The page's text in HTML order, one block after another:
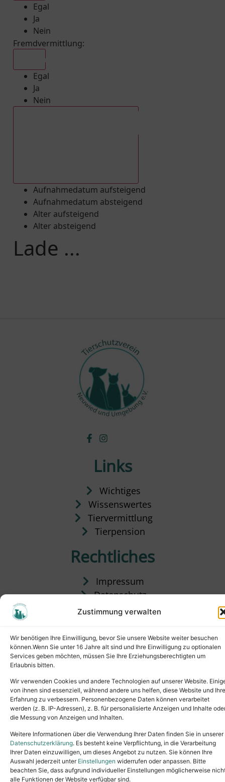
Zustimmung verwalten
Wir benötigen Ihre Einwilligung, bevor Sie unsere Website weiter besuchen
können.Wenn Sie unter 16 Jahre alt sind und Ihre Einwilligung zu optionalen
Services geben möchten, müssen Sie Ihre Erziehungsberechtigten um
Erlaubnis bitten.
Wir verwenden Cookies und andere Technologien auf unserer Website.
von ihnen sind essenziell, während andere uns helfen, diese Website und Ihre
Erfahrung zu verbessern. Personenbezogene Daten können verarbeitet
werden (z. B. IP-Adressen), z. B. für personalisierte Anzeigen und Inhalte
die Messung von Anzeigen und Inhalten.
Weitere Informationen über die Verwendung Ihrer Daten finden Sie in unserer
Datenschutzerklärung. Es besteht keine Verpflichtung, in die Verarbeitung
Ihrer Daten einzuwilligen, um dieses Angebot zu nutzen. Sie können Ihre
Auswahl jederzeit unter Einstellungen widerrufen oder anpassen. Bitte
beachten Sie, dass aufgrund individueller Einstellungen möglicherweise
alle Funktionen der Website verfügbar sind.
Egal
Ja
Nein
Fremdvermittlung:
Egal
Ja
Nein
Aufnahmedatum aufsteigend
Aufnahmedatum absteigend
Alter aufsteigend
Alter absteigend
Lade ...
Links
Wichtiges
Wissenswertes
Tiervermittlung
Tierpension
Rechtliches
Impressum
Datenschutz
Satzung
Copyright © 2024. All rights reserved.
Tel.: (02631) 55356buero@tierheim-neuwied.de
Ludwigshof 1, 56567 Neuwied